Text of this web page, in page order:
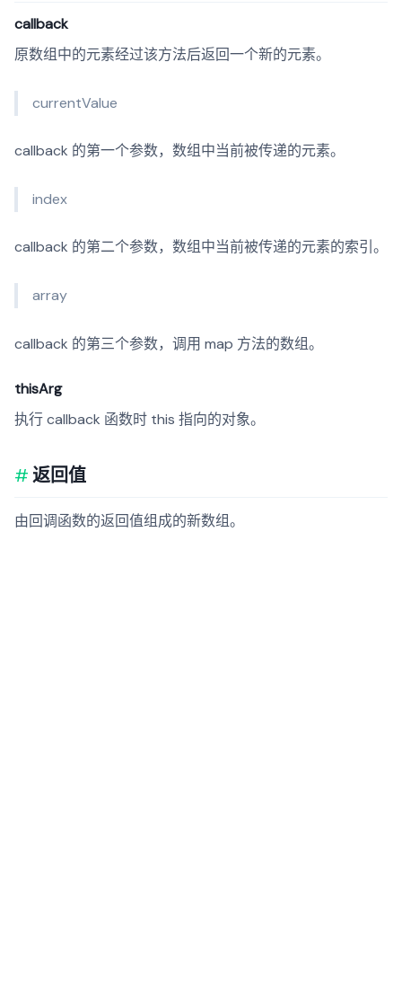
callback
原数组中的元素经过该方法后返回一个新的元素。
currentValue
callback 的第一个参数，数组中当前被传递的元素。
index
callback 的第二个参数，数组中当前被传递的元素的索引。
array
callback 的第三个参数，调用 map 方法的数组。
thisArg
执行 callback 函数时 this 指向的对象。
返回值
由回调函数的返回值组成的新数组。